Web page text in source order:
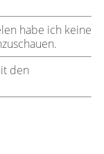
habe ich keine
den